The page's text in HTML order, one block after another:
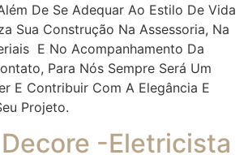
De Se Adequar Ao Estilo De Vida
Sua Construção Na Assessoria, Na
E No Acompanhamento Da
Para Nós Sempre Será Um
E Contribuir Com A Elegância E
Projeto.
-Eletricista